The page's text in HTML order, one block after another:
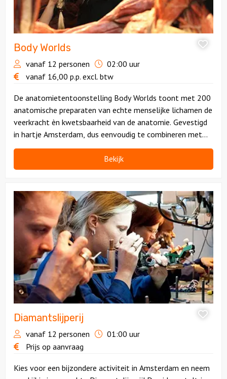
Body Worlds
vanaf 12 personen
02:00 uur
vanaf 16,00 p.p. excl. btw
De anatomietentoonstelling Body Worlds toont met 200
anatomische preparaten van echte menselijke lichamen de
veerkracht èn kwetsbaarheid van de anatomie. Gevestigd
in hartje Amsterdam, dus eenvoudig te combineren met
andere activiteiten in de stad.
Bekijk
Diamantslijperij
Diamantslijperij
vanaf 12 personen
01:00 uur
Prijs op aanvraag
Kies voor een bijzondere activiteit in Amsterdam en neem